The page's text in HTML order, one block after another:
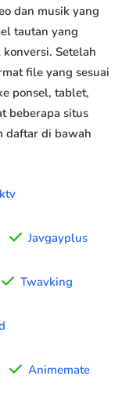
dan musik yang
tautan yang
Setelah
file yang sesuai
ponsel, tablet,
beberapa situs
daftar di bawah
Javgayplus
Twavking
Animemate